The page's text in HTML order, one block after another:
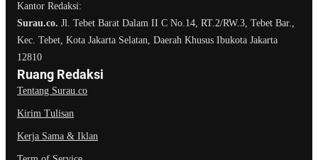
Kantor Redaksi:
Surau.co. Jl. Tebet Barat Dalam II C No.14, RT.2/RW.3, Tebet Bar.,
Kec. Tebet, Kota Jakarta Selatan, Daerah Khusus Ibukota Jakarta
12810
Ruang Redaksi
Tentang Surau.co
Kirim Tulisan
Kerja Sama & Iklan